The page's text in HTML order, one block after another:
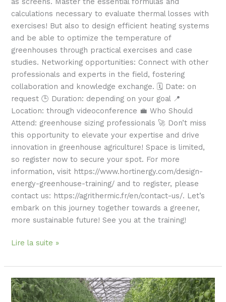
calculations necessary to evaluate thermal losses with
exercises! But also to design efficient heating systems
and be able to optimize the temperature of
greenhouses through practical exercises and case
studies. Networking opportunities: Connect with other
professionals and experts in the field, fostering
collaboration and knowledge exchange. 🗓️ Date: on
request 🕒 Duration: depending on your goal 📍
Location: through videoconference 💼 Who Should
Attend: greenhouse sizing professionals 🚀 Don’t miss
this opportunity to elevate your expertise and drive
innovation in greenhouse agriculture! Space is limited,
so register now to secure your spot. For more
information, visit https://www.hortinergy.com/design-
energy-greenhouse-training/ and to register, please
contact us: https://agrithermic.fr/en/contact-us/. Let’s
embark on this journey together towards a greener,
more sustainable future! See you at the training!
Lire la suite »
Venez
visiter